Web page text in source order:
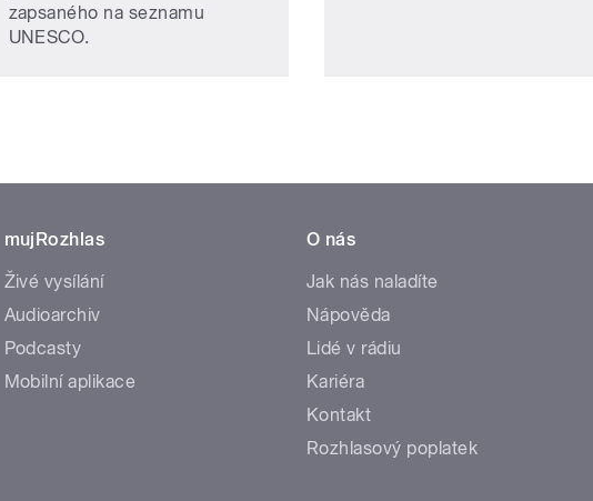
zapsaného na seznamu
UNESCO.
mujRozhlas
Živé vysílání
Audioarchiv
Podcasty
Mobilní aplikace
O nás
Jak nás naladíte
Nápověda
Lidé v rádiu
Kariéra
Kontakt
Rozhlasový poplatek